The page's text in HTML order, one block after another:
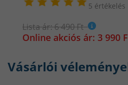
5 értékelés
Lista ár: 6 490 Ft
Online akciós ár: 3 990
Vásárlói